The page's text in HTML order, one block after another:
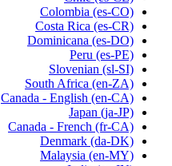
Colombia (es-CO)
Costa Rica (es-CR)
Dominicana (es-DO)
Peru (es-PE)
Slovenian (sl-SI)
South Africa (en-ZA)
Canada - English (en-CA)
Japan (ja-JP)
Canada - French (fr-CA)
Denmark (da-DK)
Malaysia (en-MY)